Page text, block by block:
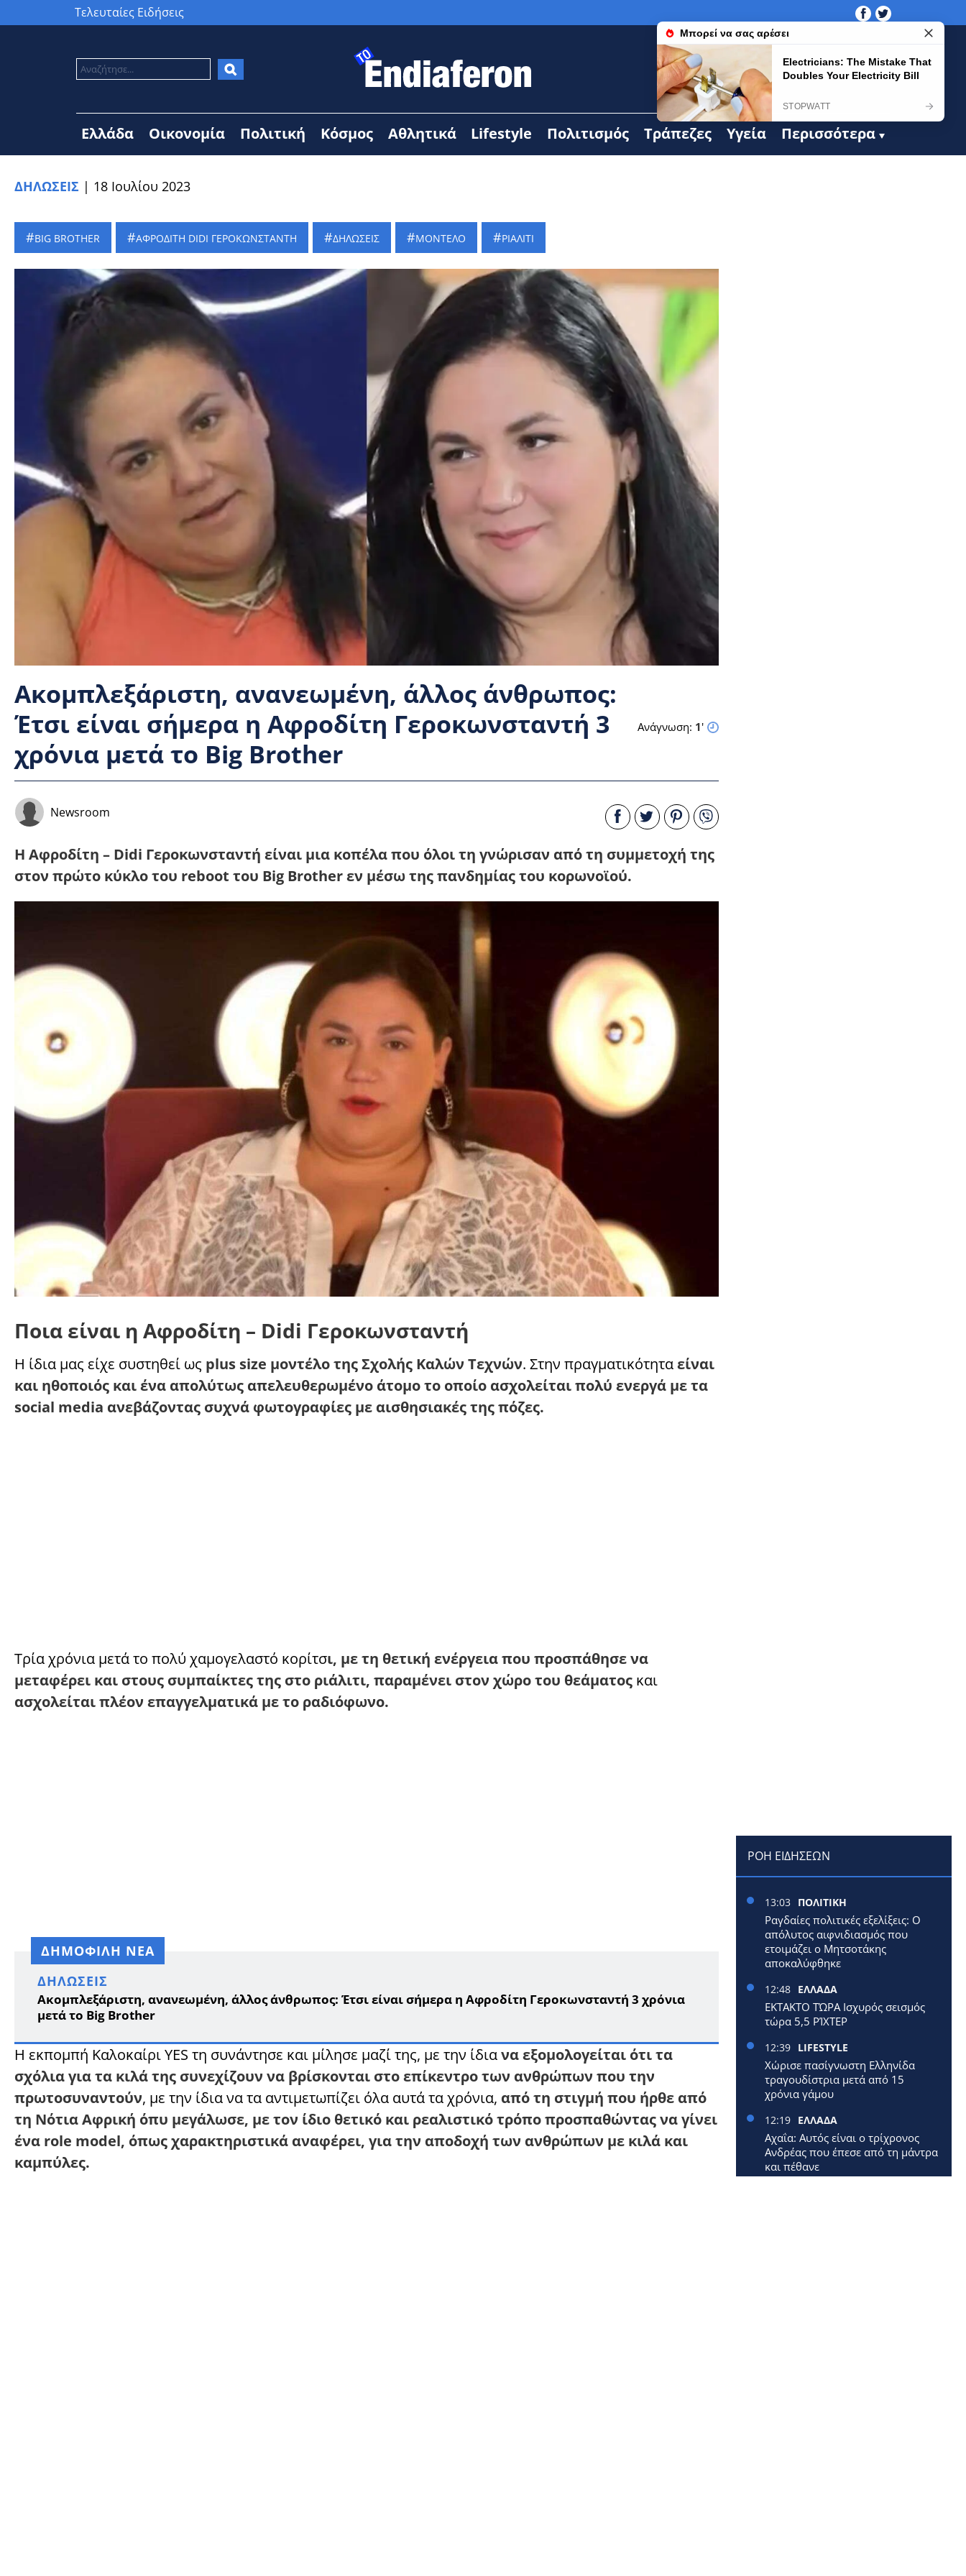
Τελευταίες Ειδήσεις
Ελλάδα Οικονομία Πολιτική Κόσμος Αθλητικά Lifestyle Πολιτισμός Τράπεζες Υγεία Περισσότερα
ΔΗΛΩΣΕΙΣ | 18 Ιουλίου 2023
BIG BROTHER ΑΦΡΟΔΙΤΗ DIDI ΓΕΡΟΚΩΝΣΤΑΝΤΗ ΔΗΛΩΣΕΙΣ ΜΟΝΤΕΛΟ ΡΙΑΛΙΤΙ
Ακομπλεξάριστη, ανανεωμένη, άλλος άνθρωπος:
Έτσι είναι σήμερα η Αφροδίτη Γεροκωνσταντή 3
χρόνια μετά το Big Brother
Ανάγνωση: 1'
Newsroom
Η Αφροδίτη – Didi Γεροκωνσταντή είναι μια κοπέλα που όλοι τη γνώρισαν από τη συμμετοχή της
στον πρώτο κύκλο του reboot του Big Brother εν μέσω της πανδημίας του κορωνοϊού.
Ποια είναι η Αφροδίτη – Didi Γεροκωνσταντή
Η ίδια μας είχε συστηθεί ως plus size μοντέλο της Σχολής Καλών Τεχνών. Στην πραγματικότηταείναι
και ηθοποιός και ένα απολύτως απελευθερωμένο άτομο το οποίο ασχολείται πολύ ενεργά με τα
social media ανεβάζοντας συχνά φωτογραφίες με αισθησιακές της πόζες.
Τρία χρόνια μετά το πολύ χαμογελαστό κορίτσι, με τη θετική ενέργεια που προσπάθησε να
μεταφέρει και στους συμπαίκτες της στο ριάλιτι, παραμένει στον χώρο του θεάματος και
ασχολείται πλέον επαγγελματικά με το ραδιόφωνο.
ΔΗΜΟΦΙΛΗ ΝΕΑ
ΔΗΛΏΣΕΙΣ
Ακομπλεξάριστη, ανανεωμένη, άλλος άνθρωπος: Έτσι είναι σήμερα η Αφροδίτη Γεροκωνσταντή 3 χρόνια
μετά το Big Brother
Η εκπομπή Καλοκαίρι YES τη συνάντησε και μίλησε μαζί της, με την ίδιανα εξομολογείται ότι τα
σχόλια για τα κιλά της συνεχίζουν να βρίσκονται στο επίκεντρο των ανθρώπων που την
πρωτοσυναντούν, με την ίδια να τα αντιμετωπίζει όλα αυτά τα χρόνια, από τη στιγμή που ήρθε από
τη Νότια Αφρική όπυ μεγάλωσε, με τον ίδιο θετικό και ρεαλιστικό τρόπο προσπαθώντας να γίνει
ένα role model, όπως χαρακτηριστικά αναφέρει, για την αποδοχή των ανθρώπων με κιλά και
καμπύλες.
ΡΟΗ ΕΙΔΗΣΕΩΝ
13:03 ΠΟΛΙΤΙΚΗ
Ραγδαίες πολιτικές εξελίξεις: Ο
απόλυτος αιφνιδιασμός που
ετοιμάζει ο Μητσοτάκης
αποκαλύφθηκε
12:48 ΕΛΛΑΔΑ
ΕΚΤΑΚΤΟ ΤΏΡΑ Ισχυρός σεισμός
τώρα 5,5 ΡΊΧΤΕΡ
12:39 LIFESTYLE
Χώρισε πασίγνωστη Ελληνίδα
τραγουδίστρια μετά από 15
χρόνια γάμου
12:19 ΕΛΛΑΔΑ
Αχαΐα: Αυτός είναι ο τρίχρονος
Ανδρέας που έπεσε από τη μάντρα
και πέθανε